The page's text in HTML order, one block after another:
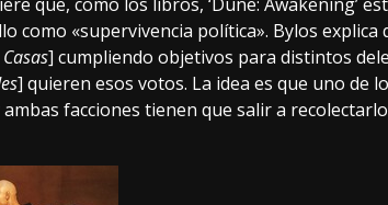
como «supervivencia política». Bylos explica
] cumpliendo objetivos para distintos
] quieren esos votos. La idea es que uno de
facciones tienen que salir a